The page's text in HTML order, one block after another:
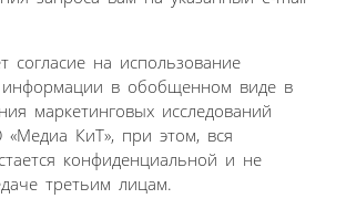
согласие на использование
информации в обобщенном виде в
маркетинговых исследований
КиТ», при этом, вся
конфиденциальной и не
третьим лицам.